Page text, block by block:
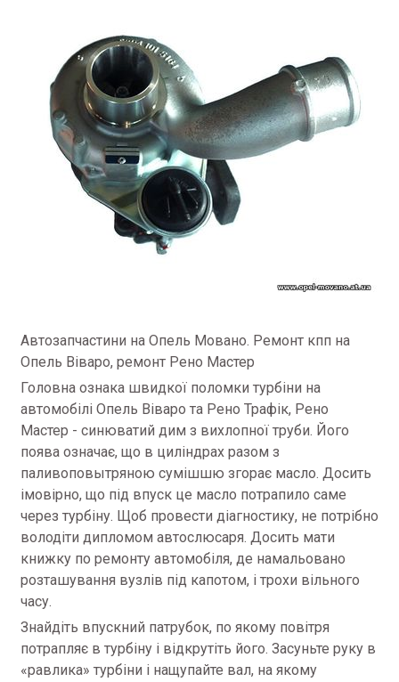
Автозапчастини на Опель Мовано. Ремонт кпп на
Опель Віваро, ремонт Рено Мастер
Головна ознака швидкої поломки турбіни на
автомобілі Опель Віваро та Рено Трафік, Рено
Мастер - синюватий дим з вихлопної труби. Його
поява означає, що в циліндрах разом з
паливоповытряною сумішшю згорає масло. Досить
імовірно, що під впуск це масло потрапило саме
через турбіну. Щоб провести діагностику, не потрібно
володіти дипломом автослюсаря. Досить мати
книжку по ремонту автомобіля, де намальовано
розташування вузлів під капотом, і трохи вільного
часу.
Знайдіть впускний патрубок, по якому повітря
потрапляє в турбіну і відкрутіть його. Засуньте руку в
«равлика» турбіни і нащупайте вал, на якому